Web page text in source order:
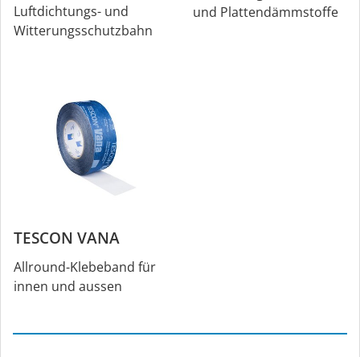
Luftdichtungs- und
Witterungsschutzbahn
und Plattendämmstoffe
TESCON VANA
Allround-Klebeband für
innen und aussen